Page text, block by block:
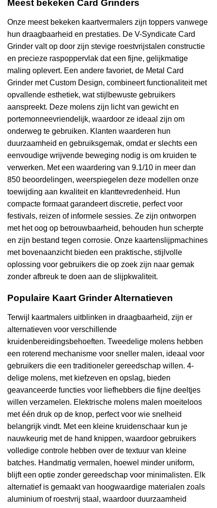
Meest bekeken Card Grinders
Onze meest bekeken kaartvermalers zijn toppers vanwege
hun draagbaarheid en prestaties. De V-Syndicate Card
Grinder valt op door zijn stevige roestvrijstalen constructie
en precieze raspoppervlak dat een fijne, gelijkmatige
maling oplevert. Een andere favoriet, de Metal Card
Grinder met Custom Design, combineert functionaliteit met
opvallende esthetiek, wat stijlbewuste gebruikers
aanspreekt. Deze molens zijn licht van gewicht en
portemonneevriendelijk, waardoor ze ideaal zijn om
onderweg te gebruiken. Klanten waarderen hun
duurzaamheid en gebruiksgemak, omdat er slechts een
eenvoudige wrijvende beweging nodig is om kruiden te
verwerken. Met een waardering van 9.1/10 in meer dan
850 beoordelingen, weerspiegelen deze modellen onze
toewijding aan kwaliteit en klanttevredenheid. Hun
compacte formaat garandeert discretie, perfect voor
festivals, reizen of informele sessies. Ze zijn ontworpen
met het oog op betrouwbaarheid, behouden hun scherpte
en zijn bestand tegen corrosie. Onze kaartenslijpmachines
met bovenaanzicht bieden een praktische, stijlvolle
oplossing voor gebruikers die op zoek zijn naar gemak
zonder afbreuk te doen aan de slijpkwaliteit.
Populaire Kaart Grinder Alternatieven
Terwijl kaartmalers uitblinken in draagbaarheid, zijn er
alternatieven voor verschillende
kruidenbereidingsbehoeften. Tweedelige molens hebben
een roterend mechanisme voor sneller malen, ideaal voor
gebruikers die een traditioneler gereedschap willen. 4-
delige molens, met kiefzeven en opslag, bieden
geavanceerde functies voor liefhebbers die fijne deeltjes
willen verzamelen. Elektrische molens malen moeiteloos
met één druk op de knop, perfect voor wie snelheid
belangrijk vindt. Met een kleine kruidenschaar kun je
nauwkeurig met de hand knippen, waardoor gebruikers
volledige controle hebben over de textuur van kleine
batches. Handmatig vermalen, hoewel minder uniform,
blijft een optie zonder gereedschap voor minimalisten. Elk
alternatief is gemaakt van hoogwaardige materialen zoals
aluminium of roestvrij staal, waardoor duurzaamheid